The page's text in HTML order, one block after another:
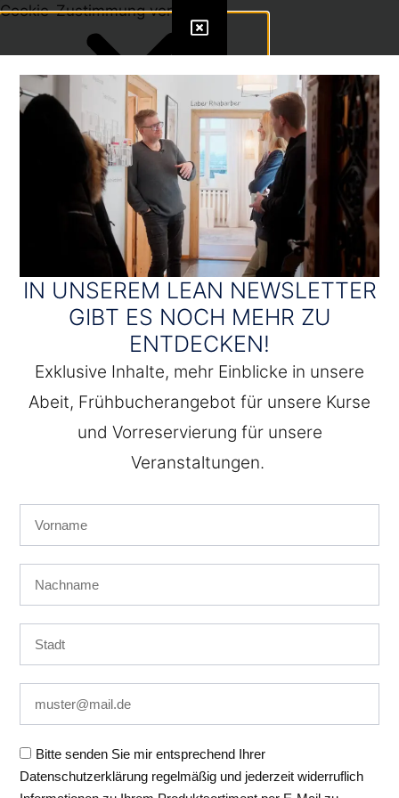
Cookie-Zustimmung verwalten
Auf dieser Website nutzen wir Cookies und
vergleichbare Funktionen zur Verarbeitung von
Endgeräteinformationen und personenbezogenen
Daten. Die Verarbeitung dient der Einbindung von
Inhalten, externen Diensten und Elementen Dritter, der
statistischen Analyse/Messung, personalisierten
Werbung sowie der Einbindung sozialer Medien. Je
IN UNSEREM LEAN NEWSLETTER
GIBT ES NOCH MEHR ZU
ENTDECKEN!
Exklusive Inhalte, mehr Einblicke in unsere
Abeit, Frühbucherangebot für unsere Kurse
und Vorreservierung für unsere
Veranstaltungen.
Bitte senden Sie mir entsprechend Ihrer
Datenschutzerklärung regelmäßig und jederzeit widerruflich